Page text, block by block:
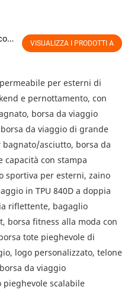
VISUALIZZA I PRODOTTI A
per esterni di
e pernottamento, con
borsa da viaggio
da viaggio di grande
asciutto, borsa da
con stampa
sportiva per esterni, zaino
in TPU 840D a doppia
riflettente, bagaglio
borsa fitness alla moda con
tote pieghevole di
logo personalizzato, telone
da viaggio
scalabile